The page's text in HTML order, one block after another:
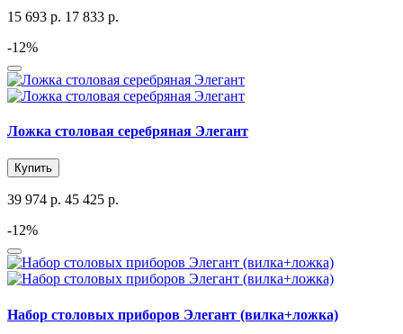
15 693 р. 17 833 р.
-12%
Ложка столовая серебряная Элегант
Купить
39 974 р. 45 425 р.
-12%
Набор столовых приборов Элегант (вилка+ложка)